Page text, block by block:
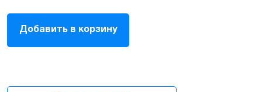
Батарея
(аккумулятор)
Apple
Добавить в корзину